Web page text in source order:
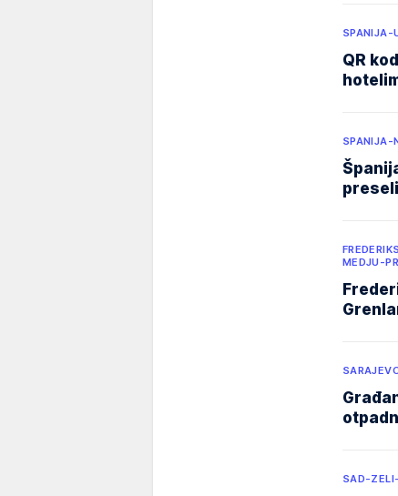
SPANIJA-
QR
SPANIJA-
MEDJU-
SAD-